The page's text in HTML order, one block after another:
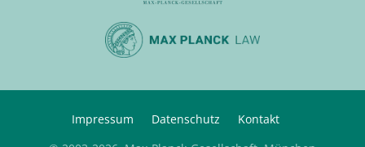
Impressum Datenschutz
Kontakt